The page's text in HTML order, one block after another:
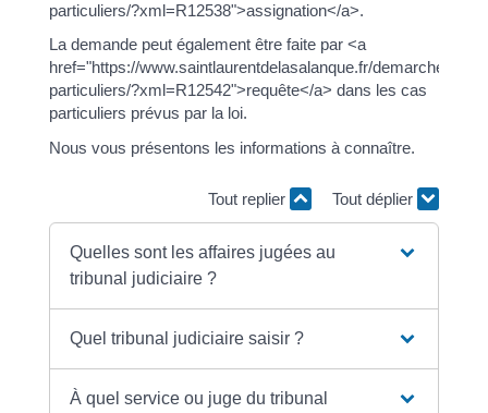
particuliers/?xml=R12538">assignation</a>.
La demande peut également être faite par <a
href="https://www.saintlaurentdelasalanque.fr/demarches/sp-
particuliers/?xml=R12542">requête</a> dans les cas
particuliers prévus par la loi.
Nous vous présentons les informations à connaître.
Tout replier Tout déplier
Quelles sont les affaires jugées au
tribunal judiciaire ?
Quel tribunal judiciaire saisir ?
À quel service ou juge du tribunal